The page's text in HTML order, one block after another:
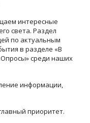
интересные
света. Раздел
по актуальным
в разделе «В
среди наших
информации,
приоритет.